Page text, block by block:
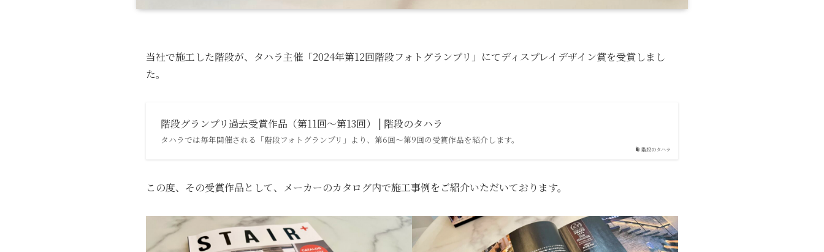
当社で施工した階段が、タハラ主催「2024年第12回階段フォトグランプリ」にてディスプレイデザイン賞を受賞しまし
た。
階段のタハラ
階段グランプリ過去受賞作品（第11回〜第13回） | 階段のタハラ
タハラでは毎年開催される「階段フォトグランプリ」より、第6回〜第9回の受賞作品を紹介します。
この度、その受賞作品として、メーカーのカタログ内で施工事例をご紹介いただいております。